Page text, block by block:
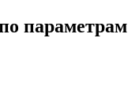
параметрам